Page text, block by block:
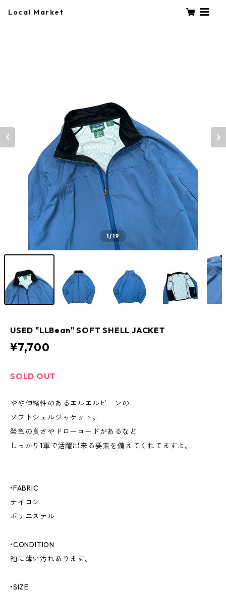
Local Market
1/19
USED "LLBean" SOFT SHELL JACKET
¥7,700
SOLD OUT
やや伸縮性のあるエルエルビーンの
ソフトシェルジャケット。
発色の良さやドローコードがあるなど
しっかり1軍で活躍出来る要素を備えてくれてますよ。
•FABRIC
ナイロン
ポリエステル
•CONDITION
袖に薄い汚れあります。
•SIZE